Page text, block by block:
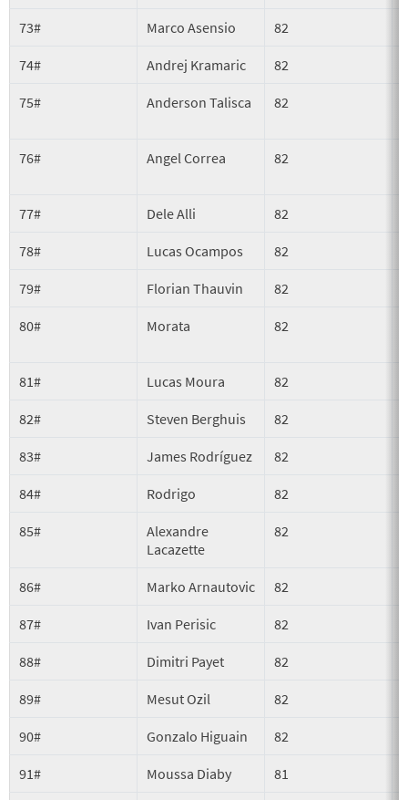
73# Marco Asensio 82
74# Andrej Kramaric 82
75# Anderson Talisca 82
76# Angel Correa 82
77# Dele Alli 82
78# Lucas Ocampos 82
79# Florian Thauvin 82
80# Morata 82
81# Lucas Moura 82
82# Steven Berghuis 82
83# James Rodríguez 82
84# Rodrigo 82
85#
Alexandre
Lacazette
82
86# Marko Arnautovic 82
87# Ivan Perisic 82
88# Dimitri Payet 82
89# Mesut Ozil 82
90# Gonzalo Higuain 82
91# Moussa Diaby 81